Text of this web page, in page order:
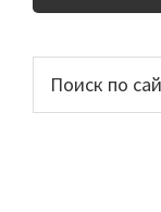
Основной
сайдбар